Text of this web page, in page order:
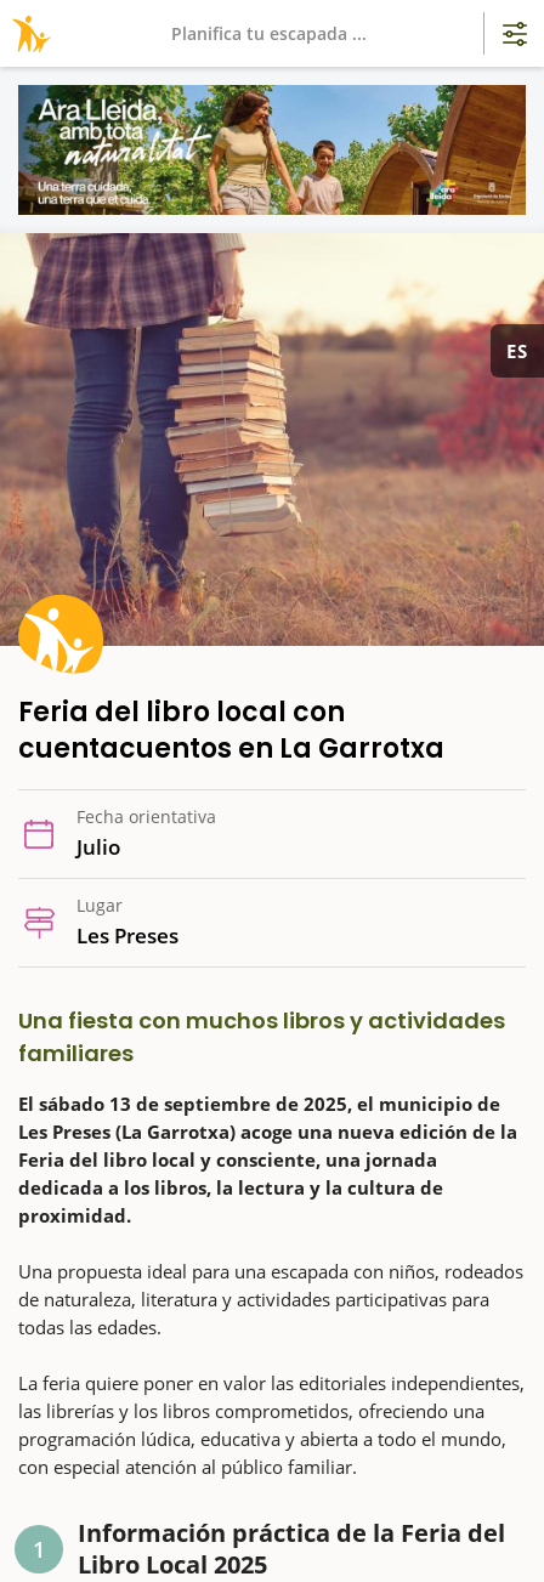
ES
Feria del libro local con
cuentacuentos en La Garrotxa
Fecha orientativa
Julio
Lugar
Les Preses
Una fiesta con muchos libros y actividades
familiares
El sábado 13 de septiembre de 2025, el municipio de
Les Preses (La Garrotxa) acoge una nueva edición de la
Feria del libro local y consciente, una jornada
dedicada a los libros, la lectura y la cultura de
proximidad.
Una propuesta ideal para una escapada con niños, rodeados
de naturaleza, literatura y actividades participativas para
todas las edades.
La feria quiere poner en valor las editoriales independientes,
las librerías y los libros comprometidos, ofreciendo una
programación lúdica, educativa y abierta a todo el mundo,
con especial atención al público familiar.
1
Información práctica de la Feria del
Libro Local 2025
Planifica tu escapada ...